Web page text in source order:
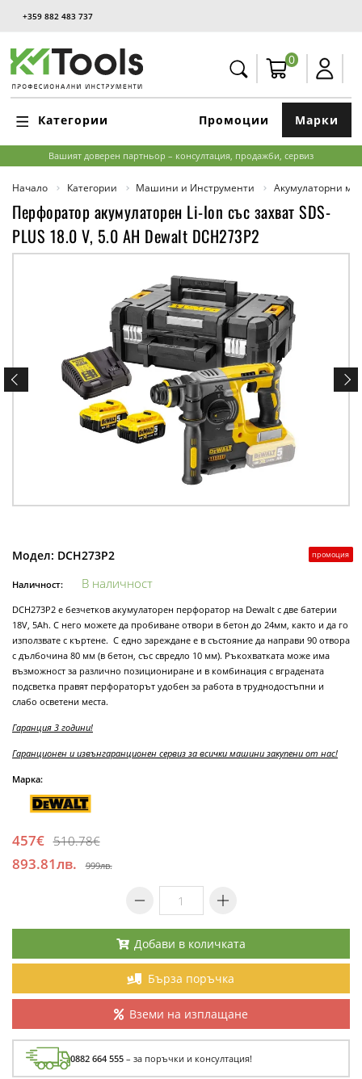
+359 882 483 737
0
Категории Марки
Промоции
Вашият доверен партньор – консултация, продажби, сервиз
Начало Категории Машини и Инструменти Акумулаторни
Перфоратор акумулаторен Li-Ion със захват SDS-
PLUS 18.0 V, 5.0 AH Dewalt DCH273P2
промоция
Модел: DCH273P2
Наличност: В наличност
DCH273P2 е безчетков акумулаторен перфоратор на Dewalt с две батерии
18V, 5Ah. С него можете да пробиване отвори в бетон до 24мм, както и да го
използвате с къртене. С едно зареждане е в състояние да направи 90 отвора
с дълбочина 80 мм (в бетон, със свредло 10 мм). Ръкохватката може има
възможност за различно позициониране и в комбинация с вградената
подсветка правят перфораторът удобен за работа в труднодостъпни и
слабо осветени места.
Гаранция 3 години!
Гаранционен и извънгаранционен сервиз за всички машини закупени от нас!
Марка:
457€ 510.78€
893.81лв. 999лв.
Добави в количката
Бърза поръчка
Вземи на изплащане
0882 664 555 – за поръчки и консултация!